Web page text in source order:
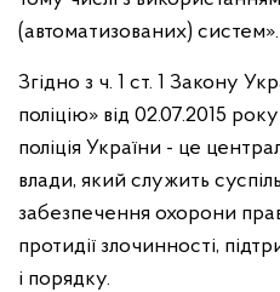
(автоматизованих) систем».
Згідно з ч. 1 ст. 1 Закону
поліцію» від 02.07.2015
поліція України - це
влади, який служить
забезпечення охорони
протидії злочинності,
і порядку.